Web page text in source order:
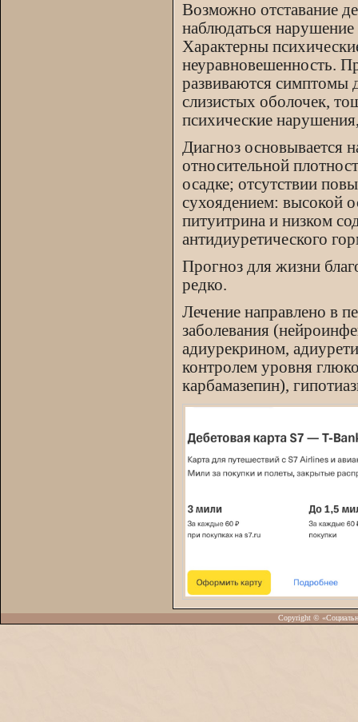
Возможно отставание
наблюдаться
Характерны
неуравновешенность.
развиваются симптомы
слизистых оболочек,
психические
Диагноз основывается
относительной
осадке; отсутствии
сухоядением: высокой
питуитрина и низком
антидиуретического
Прогноз для жизни
редко.
Лечение направлено в
заболевания
адиурекрином,
контролем уровня
карбамазепин),
Copyright ©